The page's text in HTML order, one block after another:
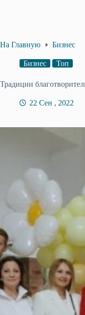
На Главную Бизнес
Бизнес Топ
Традиции
22 Сен , 2022